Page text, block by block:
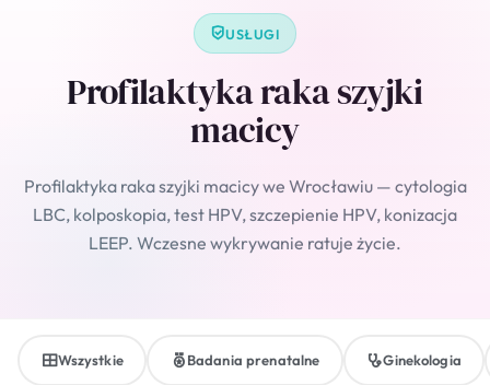
USŁUGI
Profilaktyka raka szyjki
macicy
Profilaktyka raka szyjki macicy we Wrocławiu — cytologia
LBC, kolposkopia, test HPV, szczepienie HPV, konizacja
LEEP. Wczesne wykrywanie ratuje życie.
Wszystkie Badania prenatalne Ginekologia